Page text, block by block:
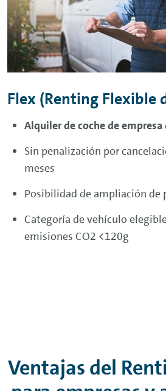
Flex (Renting Flexible
Alquiler de coche de empresa
Sin penalización por
meses
Posibilidad de ampliación de
Categoría de vehículo
emisiones CO2 <120g
Ventajas del